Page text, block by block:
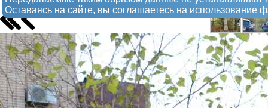
Оставаясь на сайте, вы соглашаетесь на